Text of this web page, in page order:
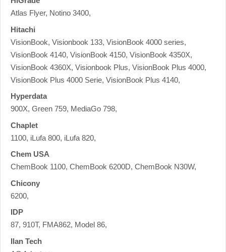
Atlas Flyer, Notino 3400,
Hitachi
VisionBook, Visionbook 133, VisionBook 4000 series,
VisionBook 4140, VisionBook 4150, VisionBook 4350X,
VisionBook 4360X, Visionbook Plus, VisionBook Plus 4000,
VisionBook Plus 4000 Serie, VisionBook Plus 4140,
Hyperdata
900X, Green 759, MediaGo 798,
Chaplet
1100, iLufa 800, iLufa 820,
Chem USA
ChemBook 1100, ChemBook 6200D, ChemBook N30W,
Chicony
6200,
IDP
87, 910T, FMA862, Model 86,
Ilan Tech